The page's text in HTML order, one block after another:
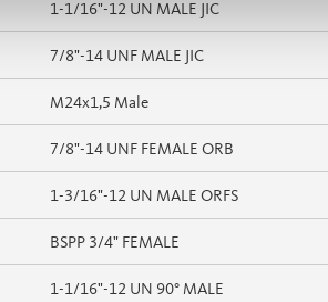
1-1/16"-12 UN MALE JIC
7/8"-14 UNF MALE JIC
M24x1,5 Male
7/8"-14 UNF FEMALE ORB
1-3/16"-12 UN MALE ORFS
BSPP 3/4" FEMALE
1-1/16"-12 UN 90° MALE